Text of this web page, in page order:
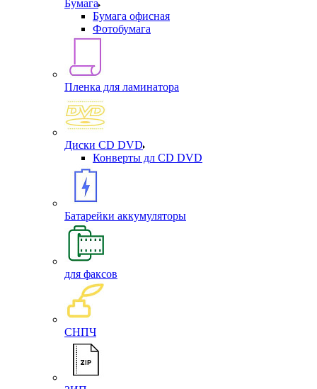
Бумага
Бумага офисная
Фотобумага
Пленка для ламинатора
Диски CD DVD
Конверты дл CD DVD
Батарейки аккумуляторы
для факсов
СНПЧ